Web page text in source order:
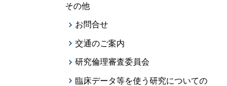
その他
お問合せ
交通のご案内
研究倫理審査委員会
臨床データ等を使う研究についての